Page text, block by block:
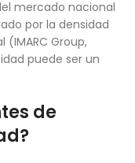
mercado nacional
por la densidad
Group,
puede ser un
de